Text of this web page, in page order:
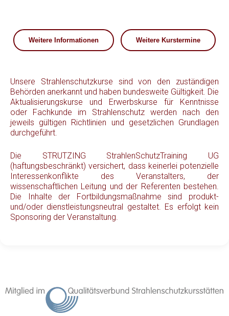
Weitere Informationen Weitere Kurstermine
Unsere Strahlenschutzkurse sind von den zuständigen
Behörden anerkannt und haben bundesweite Gültigkeit. Die
Aktualisierungskurse und Erwerbskurse für Kenntnisse
oder Fachkunde im Strahlenschutz werden nach den
jeweils gültigen Richtlinien und gesetzlichen Grundlagen
durchgeführt.
Die STRUTZING StrahlenSchutzTraining UG
(haftungsbeschränkt) versichert, dass keinerlei potenzielle
Interessenkonflikte des Veranstalters, der
wissenschaftlichen Leitung und der Referenten bestehen.
Die Inhalte der Fortbildungsmaßnahme sind produkt-
und/oder dienstleistungsneutral gestaltet. Es erfolgt kein
Sponsoring der Veranstaltung.